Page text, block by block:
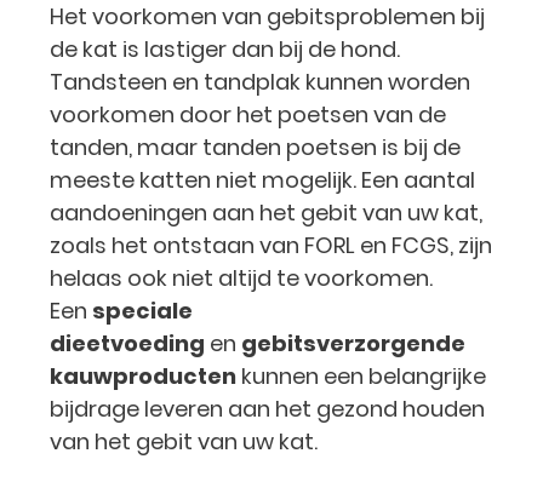
Het voorkomen van gebitsproblemen bij
de kat is lastiger dan bij de hond.
Tandsteen en tandplak kunnen worden
voorkomen door het poetsen van de
tanden, maar tanden poetsen is bij de
meeste katten niet mogelijk. Een aantal
aandoeningen aan het gebit van uw kat,
zoals het ontstaan van FORL en FCGS, zijn
helaas ook niet altijd te voorkomen.
Een speciale
dieetvoeding en gebitsverzorgende
kauwproducten kunnen een belangrijke
bijdrage leveren aan het gezond houden
van het gebit van uw kat.